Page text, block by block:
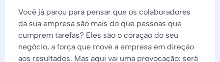
Você já parou para pensar que os colaboradores
da sua empresa são mais do que pessoas que
cumprem tarefas? Eles são o coração do seu
negócio, a força que move a empresa em direção
aos resultados. Mas aqui vai uma provocação: será